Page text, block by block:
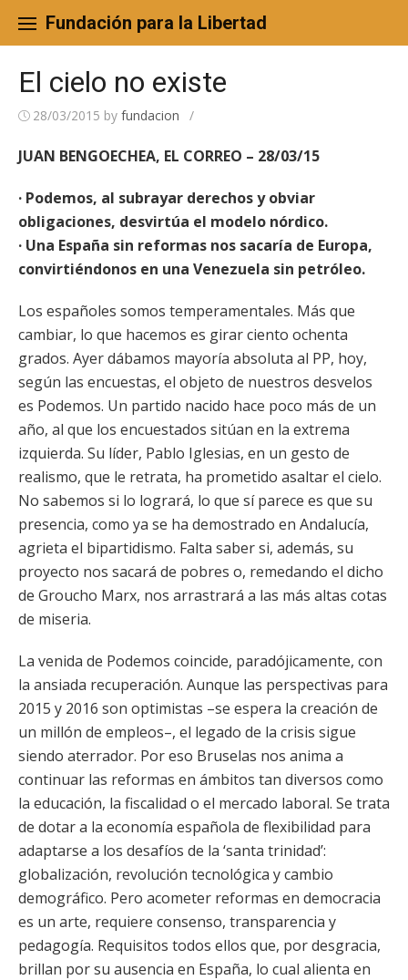
content
Fundación para la Libertad
El cielo no existe
28/03/2015 by fundacion /
JUAN BENGOECHEA, EL CORREO – 28/03/15
· Podemos, al subrayar derechos y obviar
obligaciones, desvirtúa el modelo nórdico.
· Una España sin reformas nos sacaría de Europa,
convirtiéndonos en una Venezuela sin petróleo.
Los españoles somos temperamentales. Más que
cambiar, lo que hacemos es girar ciento ochenta
grados. Ayer dábamos mayoría absoluta al PP, hoy,
según las encuestas, el objeto de nuestros desvelos
es Podemos. Un partido nacido hace poco más de un
año, al que los encuestados sitúan en la extrema
izquierda. Su líder, Pablo Iglesias, en un gesto de
realismo, que le retrata, ha prometido asaltar el cielo.
No sabemos si lo logrará, lo que sí parece es que su
presencia, como ya se ha demostrado en Andalucía,
agrieta el bipartidismo. Falta saber si, además, su
proyecto nos sacará de pobres o, remedando el dicho
de Groucho Marx, nos arrastrará a las más altas cotas
de miseria.
La venida de Podemos coincide, paradójicamente, con
la ansiada recuperación. Aunque las perspectivas para
2015 y 2016 son optimistas –se espera la creación de
un millón de empleos–, el legado de la crisis sigue
siendo aterrador. Por eso Bruselas nos anima a
continuar las reformas en ámbitos tan diversos como
la educación, la fiscalidad o el mercado laboral. Se trata
de dotar a la economía española de flexibilidad para
adaptarse a los desafíos de la ‘santa trinidad’:
globalización, revolución tecnológica y cambio
demográfico. Pero acometer reformas en democracia
es un arte, requiere consenso, transparencia y
pedagogía. Requisitos todos ellos que, por desgracia,
brillan por su ausencia en España, lo cual alienta en